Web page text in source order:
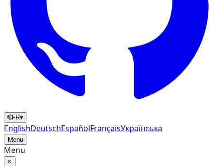
🌐FR▾
EnglishDeutschEspañolFrançaisУкраїнська
Menu
Menu
×